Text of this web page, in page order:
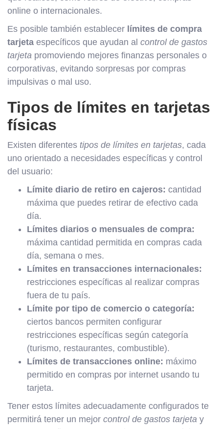
online o internacionales.
Es posible también establecer límites de compra
tarjeta específicos que ayudan al control de gastos
tarjeta promoviendo mejores finanzas personales o
corporativas, evitando sorpresas por compras
impulsivas o mal uso.
Tipos de límites en tarjetas
físicas
Existen diferentes tipos de límites en tarjetas, cada
uno orientado a necesidades específicas y control
del usuario:
Límite diario de retiro en cajeros: cantidad
máxima que puedes retirar de efectivo cada
día.
Límites diarios o mensuales de compra:
máxima cantidad permitida en compras cada
día, semana o mes.
Límites en transacciones internacionales:
restricciones específicas al realizar compras
fuera de tu país.
Límite por tipo de comercio o categoría:
ciertos bancos permiten configurar
restricciones específicas según categoría
(turismo, restaurantes, combustible).
Límites de transacciones online: máximo
permitido en compras por internet usando tu
tarjeta.
Tener estos límites adecuadamente configurados te
permitirá tener un mejor control de gastos tarjeta y